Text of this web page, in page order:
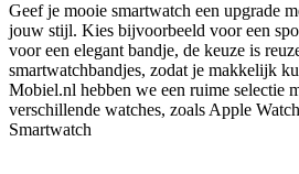
Geef je mooie smartwatch een upgrade
jouw stijl. Kies bijvoorbeeld voor een
voor een elegant bandje, de keuze is
smartwatchbandjes, zodat je makkelijk
Mobiel.nl hebben we een ruime selectie
verschillende watches, zoals Apple
Smartwatch